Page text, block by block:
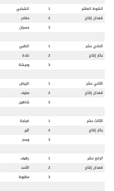
الشوط العاشر 1 الشبابي
قعدانإنتاج 2 مغادر
3
مسيان
الحادي عشر 1 الظبي
بكارإنتاج 2 غادة
3
وحيشة
الثاني عشر 1 الرياض
قعدانإنتاج 2 مخيف
3
شاهين
الثالث عشر 1 فجاجة
بكارإنتاج 2 اثير
3
وسم
الرابع عشر 1 رهيف
قعدانإنتاج 2 الأسد
3
مظبوط